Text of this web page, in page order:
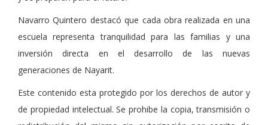
Navarro Quintero destacó que cada obra realizada en una
escuela representa tranquilidad para las familias y una
inversión directa en el desarrollo de las nuevas
generaciones de Nayarit.
Este contenido esta protegido por los derechos de autor y
de propiedad intelectual. Se prohibe la copia, transmisión o